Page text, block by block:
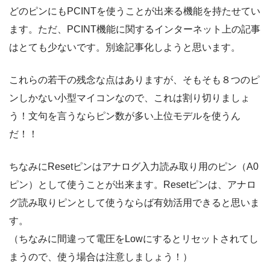
どのピンにもPCINTを使うことが出来る機能を持たせてい
ます。ただ、PCINT機能に関するインターネット上の記事
はとても少ないです。別途記事化しようと思います。
これらの若干の残念な点はありますが、そもそも８つのピ
ンしかない小型マイコンなので、これは割り切りましょ
う！文句を言うならピン数が多い上位モデルを使うん
だ！！
ちなみにResetピンはアナログ入力読み取り用のピン（A0
ピン）として使うことが出来ます。Resetピンは、アナロ
グ読み取りピンとして使うならば有効活用できると思いま
す。
（ちなみに間違って電圧をLowにするとリセットされてし
まうので、使う場合は注意しましょう！）